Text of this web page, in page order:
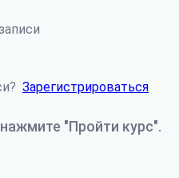
Зарегистрироваться
"Пройти курс".